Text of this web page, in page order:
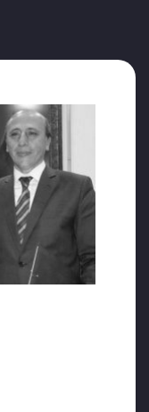
teslim
tedavi
Müdürü
Bölümü’ne
Genel
KPL
bu
doktora